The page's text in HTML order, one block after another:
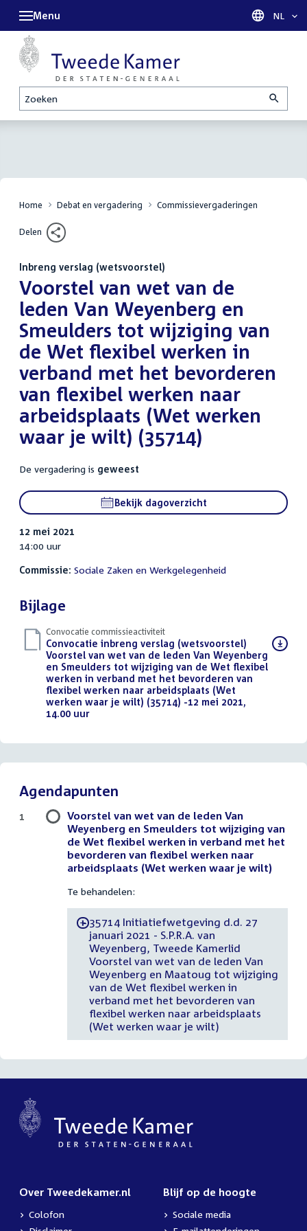
Zoeken
Menu Taal
NL
Home Debat en vergadering Commissievergaderingen
Delen
Inbreng verslag (wetsvoorstel)
:Voorstel van wet van de
leden Van Weyenberg en
Smeulders tot wijziging van
de Wet flexibel werken in
verband met het bevorderen
van flexibel werken naar
arbeidsplaats (Wet werken
waar je wilt) (35714)
De vergadering is geweest
Bekijk dagoverzicht
12 mei 2021
14:00 uur
Commissie: Sociale Zaken en Werkgelegenheid
Bijlage
Convocatie commissieactiviteit
Download
bestand:
Convocatie inbreng verslag (wetsvoorstel)
Voorstel van wet van de leden Van Weyenberg
en Smeulders tot wijziging van de Wet flexibel
werken in verband met het bevorderen van
flexibel werken naar arbeidsplaats (Wet
werken waar je wilt) (35714) -12 mei 2021,
14.00 uur(PDF)
Agendapunten
Voorstel van wet van de leden Van
Weyenberg en Smeulders tot wijziging van
de Wet flexibel werken in verband met het
bevorderen van flexibel werken naar
arbeidsplaats (Wet werken waar je wilt)
Te behandelen:
-35714 Initiatiefwetgeving d.d. 27
januari 2021 - S.P.R.A. van
Weyenberg, Tweede Kamerlid
Voorstel van wet van de leden Van
Weyenberg en Maatoug tot wijziging
van de Wet flexibel werken in
verband met het bevorderen van
flexibel werken naar arbeidsplaats
(Wet werken waar je wilt)
1
Over Tweedekamer.nl
Colofon
Blijf op de hoogte
Sociale media